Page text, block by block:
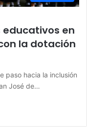
educativos en
la dotación
paso hacia la inclusión
José de…